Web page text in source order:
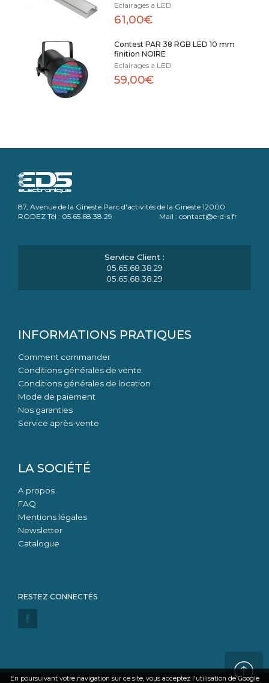
Eclairages a LED
61,00€
Contest PAR 38 RGB LED 10 mm
finition NOIRE
Eclairages a LED
59,00€
87, Avenue de la Gineste Parc d'activités de la Gineste 12000
RODEZ Tél : 05.65.68.38.29 Mail : contact@e-d-s.fr
05.65.68.38.29
05.65.68.38.29
INFORMATIONS PRATIQUES
Comment commander
Conditions générales de vente
Conditions générales de location
Mode de paiement
Nos garanties
Service après-vente
LA SOCIÉTÉ
A propos
FAQ
Mentions légales
Newsletter
Catalogue
En poursuivant votre navigation sur ce site, vous acceptez l'utilisation de Google